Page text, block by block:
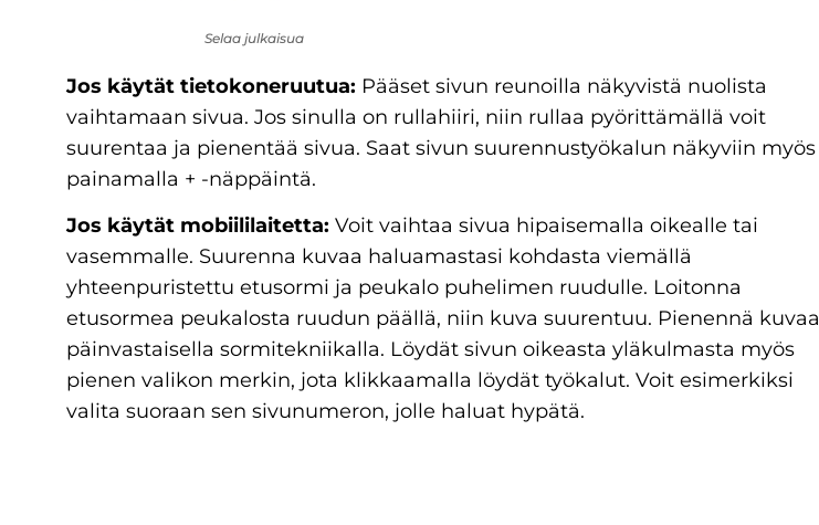
Selaa julkaisua
Jos käytät tietokoneruutua: Pääset sivun reunoilla näkyvistä nuolista
vaihtamaan sivua. Jos sinulla on rullahiiri, niin rullaa pyörittämällä voit
suurentaa ja pienentää sivua. Saat sivun suurennustyökalun näkyviin myös
painamalla + -näppäintä.
Jos käytät mobiililaitetta: Voit vaihtaa sivua hipaisemalla oikealle tai
vasemmalle. Suurenna kuvaa haluamastasi kohdasta viemällä
yhteenpuristettu etusormi ja peukalo puhelimen ruudulle. Loitonna
etusormea peukalosta ruudun päällä, niin kuva suurentuu. Pienennä kuvaa
päinvastaisella sormitekniikalla. Löydät sivun oikeasta yläkulmasta myös
pienen valikon merkin, jota klikkaamalla löydät työkalut. Voit esimerkiksi
valita suoraan sen sivunumeron, jolle haluat hypätä.